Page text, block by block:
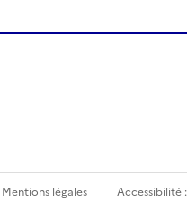
Mentions légales Accessibilité